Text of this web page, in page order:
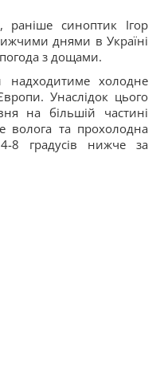
раніше синоптик Ігор
днями в Україні
погода з дощами.
холодне
Унаслідок цього
на більшій частині
волога та прохолодна
8 градусів нижче за